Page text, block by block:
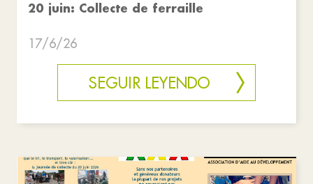
20 juin: Collecte de ferraille
17/6/26
SEGUIR LEYENDO